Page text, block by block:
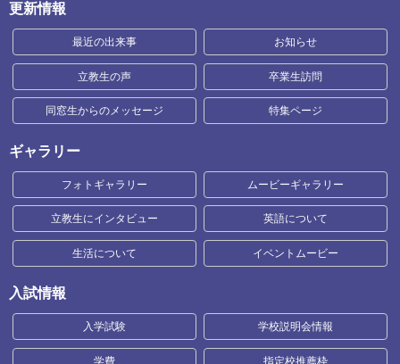
更新情報
最近の出来事 お知らせ
立教生の声 卒業生訪問
同窓生からのメッセージ 特集ページ
ギャラリー
フォトギャラリー ムービーギャラリー
立教生にインタビュー 英語について
生活について イベントムービー
入試情報
入学試験 学校説明会情報
学費 指定校推薦枠